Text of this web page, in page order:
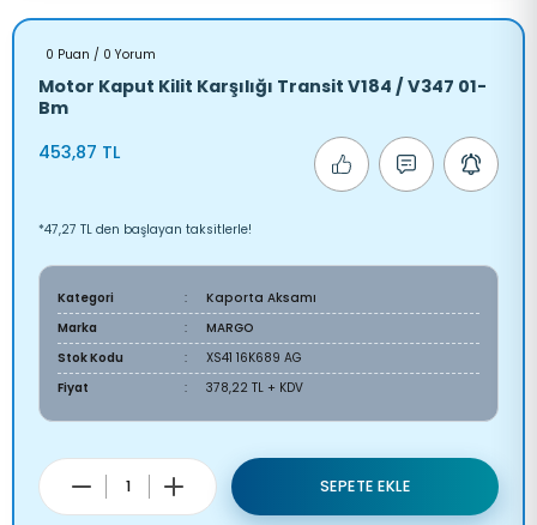
0 Puan / 0 Yorum
Motor Kaput Kilit Karşılığı Transit V184 / V347 01-
Bm
453,87 TL
*47,27 TL den başlayan taksitlerle!
Kategori
Kaporta Aksamı
Marka
MARGO
Stok Kodu
XS41 16K689 AG
Fiyat
378,22 TL + KDV
SEPETE EKLE